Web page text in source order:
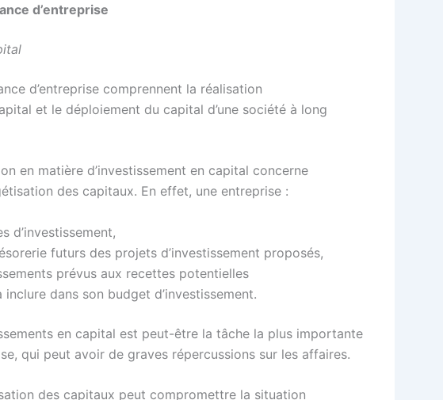
d’entreprise
d’entreprise comprennent la réalisation
et le déploiement du capital d’une société à long
en matière d’investissement en capital concerne
des capitaux. En effet, une entreprise :
d’investissement,
futurs des projets d’investissement proposés,
prévus aux recettes potentielles
dans son budget d’investissement.
en capital est peut-être la tâche la plus importante
qui peut avoir de graves répercussions sur les affaires.
des capitaux peut compromettre la situation